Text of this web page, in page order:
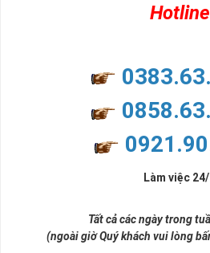
Hotline
Làm việc
Tất cả các ngày trong
(ngoài giờ Quý khách vui lòng